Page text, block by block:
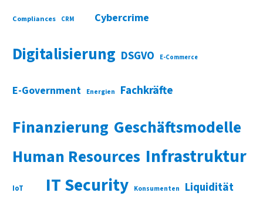
Compliances CRM Cybercrime
Digitalisierung DSGVO E-Commerce
E-Government Energien Fachkräfte
Finanzierung Geschäftsmodelle
Human Resources Infrastruktur
IoT IT Security Konsumenten Liquidität